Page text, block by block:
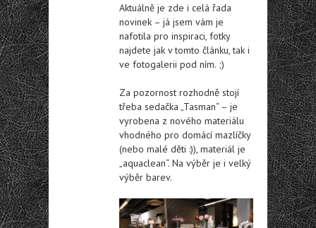
Aktuálně je zde i celá řada
novinek – já jsem vám je
nafotila pro inspiraci, fotky
najdete jak v tomto článku, tak i
ve fotogalerii pod ním. ;)
Za pozornost rozhodně stojí
třeba sedačka „Tasman“ – je
vyrobena z nového materiálu
vhodného pro domácí mazlíčky
(nebo malé děti :)), materiál je
„aquaclean“. Na výběr je i velký
výběr barev.